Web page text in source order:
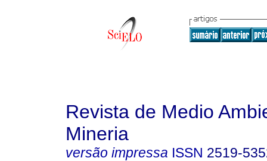
Revista de Medio
Mineria
versão impressa ISSN 2519-